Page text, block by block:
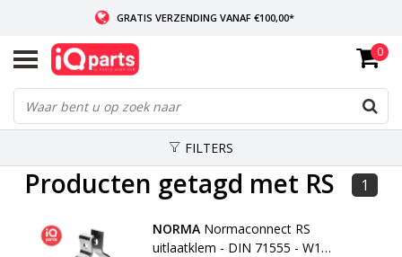
GRATIS VERZENDING VANAF €100,00*
INDIEN VOORRADIG: VOOR 14:00 BESTELD, ZELFDE DAG VERZONDEN
WERELDWIJDE LEVERING
0
FILTERS
Producten getagd met RS 1
NORMA Normaconnect RS
uitlaatklem - DIN 71555 - W1